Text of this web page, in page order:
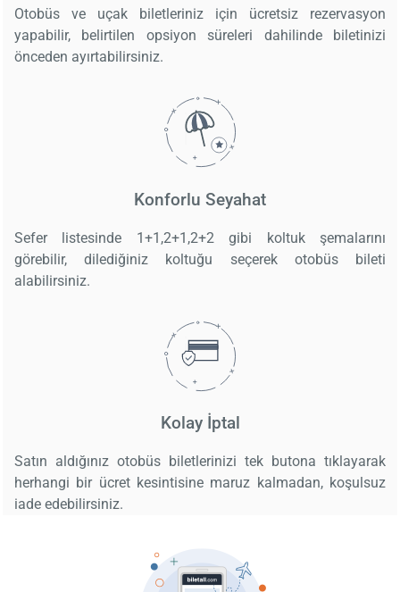
Otobüs ve uçak biletleriniz için ücretsiz rezervasyon
yapabilir, belirtilen opsiyon süreleri dahilinde biletinizi
önceden ayırtabilirsiniz.
Konforlu Seyahat
Sefer listesinde 1+1,2+1,2+2 gibi koltuk şemalarını
görebilir, dilediğiniz koltuğu seçerek otobüs bileti
alabilirsiniz.
Kolay İptal
Satın aldığınız otobüs biletlerinizi tek butona tıklayarak
herhangi bir ücret kesintisine maruz kalmadan, koşulsuz
iade edebilirsiniz.